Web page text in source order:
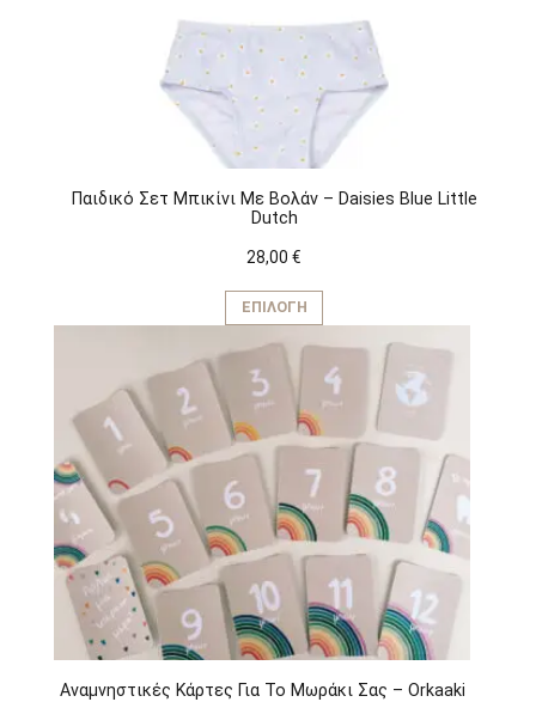
Παιδικό Σετ Μπικίνι Με Βολάν – Daisies Blue Little
Dutch
28,00 €
ΕΠΙΛΟΓΉ
Αυτό
προϊόν
έχει
πολλαπλές
παραλλαγές.
επιλογές
μπορούν
επιλεγούν
στη
σελίδα
του
προϊόντος
Αναμνηστικές Κάρτες Για Το Μωράκι Σας – Orkaaki